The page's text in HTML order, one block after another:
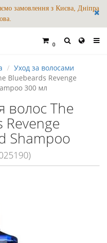
замовлення з Києва, Дніпра
0
Уход за волосами
Bluebeards Revenge
300 мл
волос The
Revenge
Shampoo